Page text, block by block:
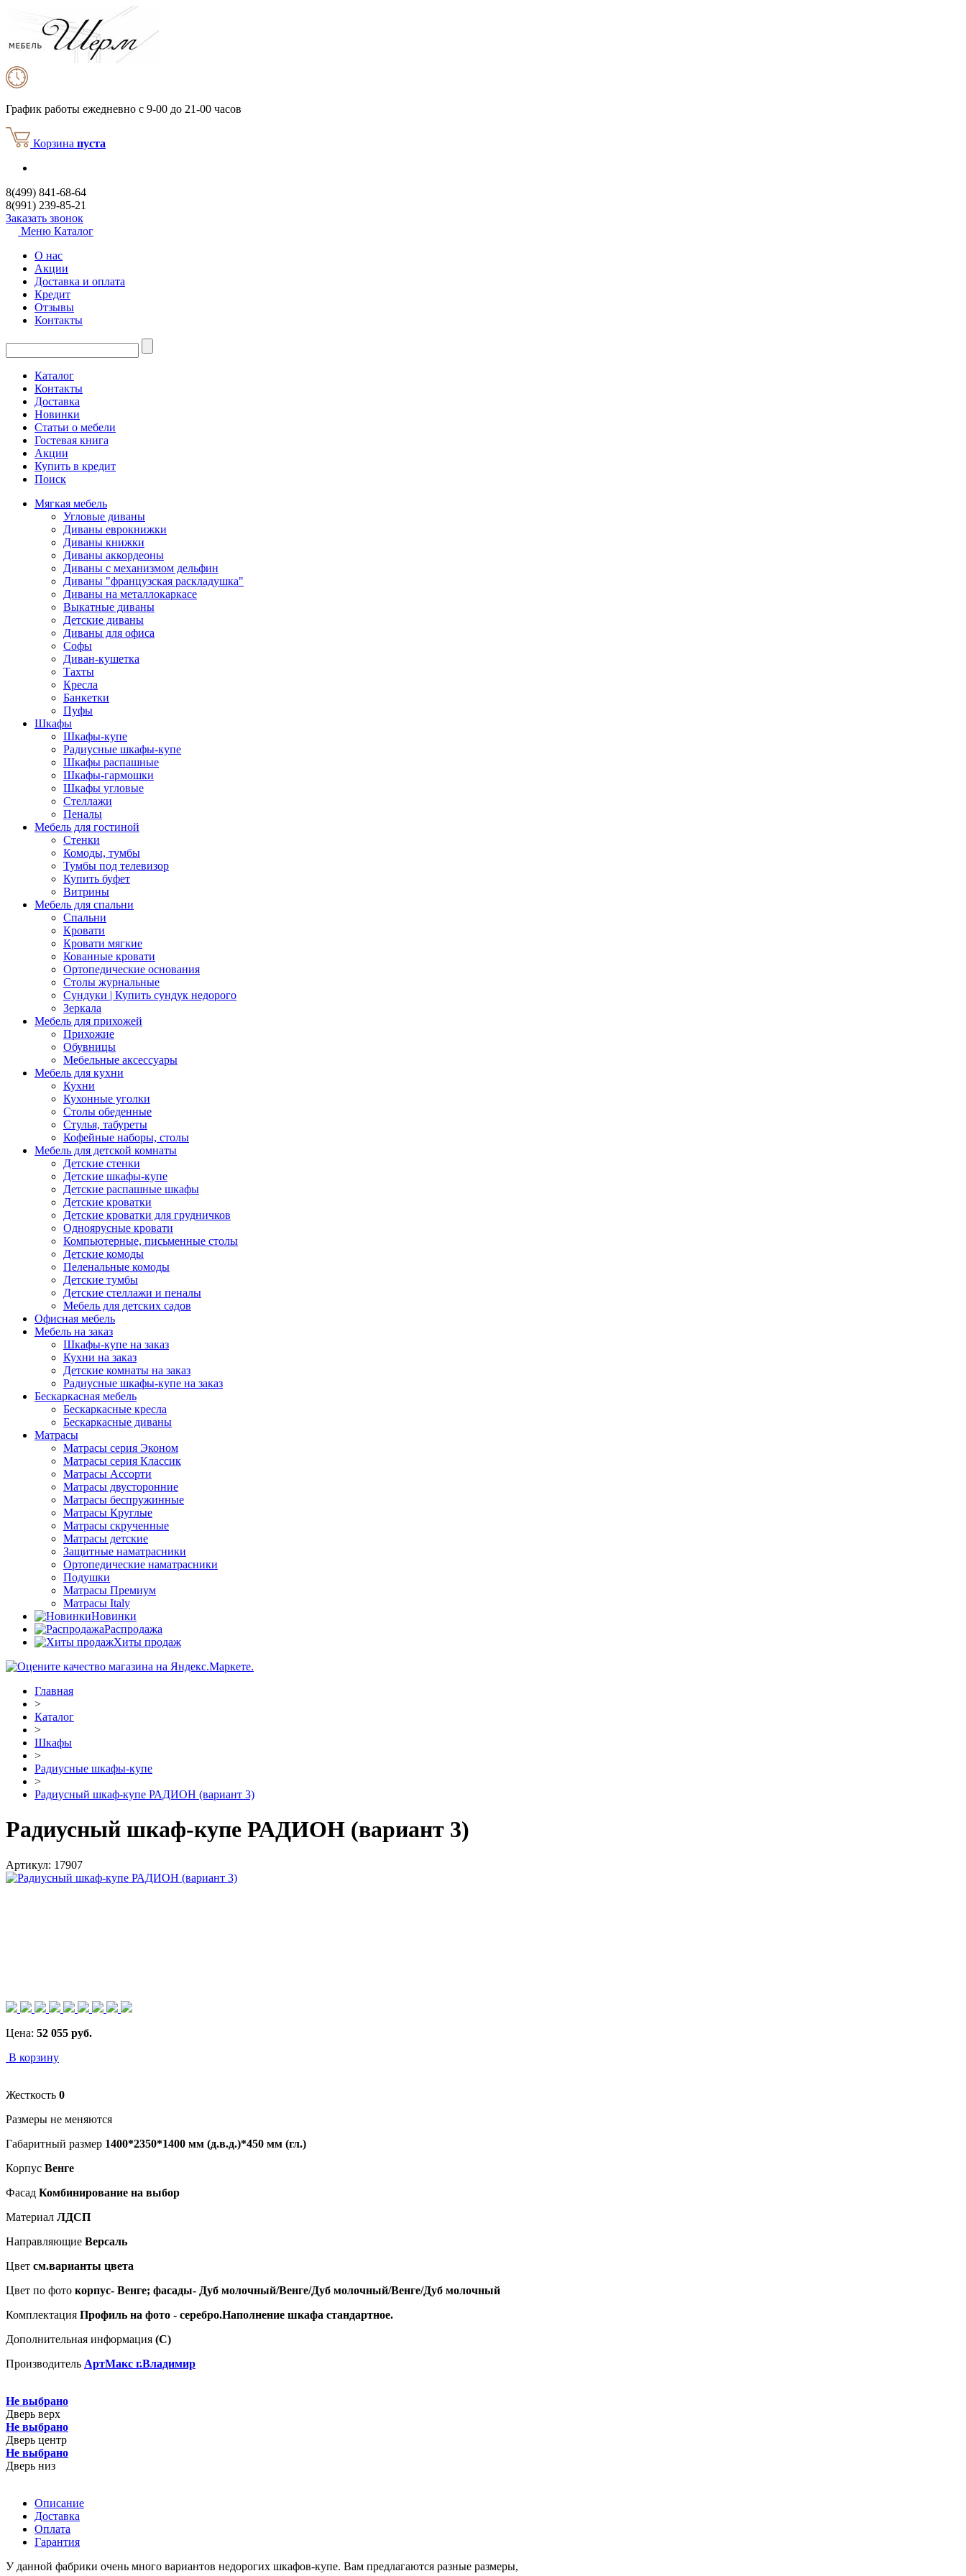
График работы ежедневно с 9-00 до 21-00 часов
Корзина пуста
8(499) 841-68-64
8(991) 239-85-21
Заказать звонок
Меню Каталог
О нас
Акции
Доставка и оплата
Кредит
Отзывы
Контакты
Каталог
Контакты
Доставка
Новинки
Статьи о мебели
Гостевая книга
Акции
Купить в кредит
Поиск
Мягкая мебель
Угловые диваны
Диваны еврокнижки
Диваны книжки
Диваны аккордеоны
Диваны с механизмом дельфин
Диваны "французская раскладушка"
Диваны на металлокаркасе
Выкатные диваны
Детские диваны
Диваны для офиса
Софы
Диван-кушетка
Тахты
Кресла
Банкетки
Пуфы
Шкафы
Шкафы-купе
Радиусные шкафы-купе
Шкафы распашные
Шкафы-гармошки
Шкафы угловые
Стеллажи
Пеналы
Мебель для гостиной
Стенки
Комоды, тумбы
Тумбы под телевизор
Купить буфет
Витрины
Мебель для спальни
Спальни
Кровати
Кровати мягкие
Кованные кровати
Ортопедические основания
Столы журнальные
Сундуки | Купить сундук недорого
Зеркала
Мебель для прихожей
Прихожие
Обувницы
Мебельные аксессуары
Мебель для кухни
Кухни
Кухонные уголки
Столы обеденные
Стулья, табуреты
Кофейные наборы, столы
Мебель для детской комнаты
Детские стенки
Детские шкафы-купе
Детские распашные шкафы
Детские кроватки
Детские кроватки для грудничков
Одноярусные кровати
Компьютерные, письменные столы
Детские комоды
Пеленальные комоды
Детские тумбы
Детские стеллажи и пеналы
Мебель для детских садов
Офисная мебель
Мебель на заказ
Шкафы-купе на заказ
Кухни на заказ
Детские комнаты на заказ
Радиусные шкафы-купе на заказ
Бескаркасная мебель
Бескаркасные кресла
Бескаркасные диваны
Матрасы
Матрасы серия Эконом
Матрасы серия Классик
Матрасы Ассорти
Матрасы двусторонние
Матрасы беспружинные
Матрасы Круглые
Матрасы скрученные
Матрасы детские
Защитные наматрасники
Ортопедические наматрасники
Подушки
Матрасы Премиум
Матрасы Italy
Новинки
Распродажа
Хиты продаж
Главная
>
Каталог
>
Шкафы
>
Радиусные шкафы-купе
>
Радиусный шкаф-купе РАДИОН (вариант 3)
Радиусный шкаф-купе РАДИОН (вариант 3)
Артикул: 17907
Цена: 52 055 руб.
В корзину
Жесткость 0
Размеры не меняются
Габаритный размер 1400*2350*1400 мм (д.в.д.)*450 мм (гл.)
Корпус Венге
Фасад Комбинирование на выбор
Материал ЛДСП
Направляющие Версаль
Цвет см.варианты цвета
Цвет по фото корпус- Венге; фасады- Дуб молочный/Венге/Дуб молочный/Венге/Дуб молочный
Комплектация Профиль на фото - серебро.Наполнение шкафа стандартное.
Дополнительная информация (С)
Производитель АртМакс г.Владимир
Не выбрано
Дверь верх
Не выбрано
Дверь центр
Не выбрано
Дверь низ
Описание
Доставка
Оплата
Гарантия
У данной фабрики очень много вариантов недорогих шкафов-купе. Вам предлагаются разные размеры,